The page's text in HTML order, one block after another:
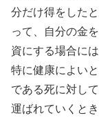
分だけ得をした
って、自分の金
資にする場合に
特に健康によい
である死に対し
運ばれていくと